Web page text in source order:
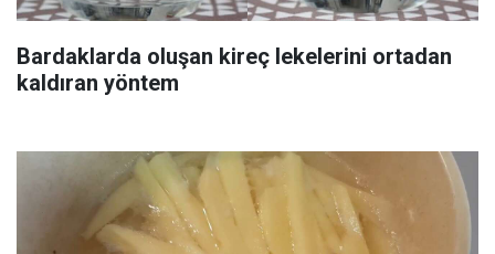
Bardaklarda oluşan kireç lekelerini ortadan
kaldıran yöntem